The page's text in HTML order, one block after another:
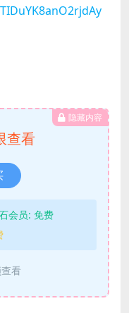
隐藏内容
查看
会员: 免费
看